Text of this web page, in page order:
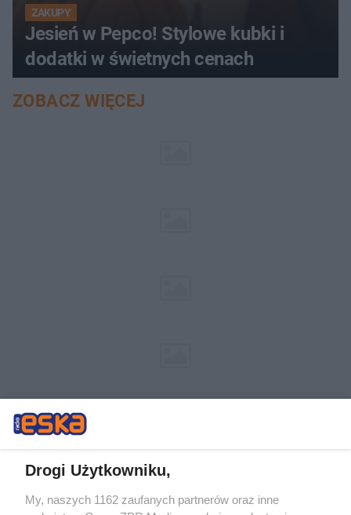
ZAKUPY
Jesień w Pepco! Stylowe kubki i
dodatki w świetnych cenach
ZOBACZ WIĘCEJ
Drogi Użytkowniku,
My, naszych 1162 zaufanych partnerów oraz inne